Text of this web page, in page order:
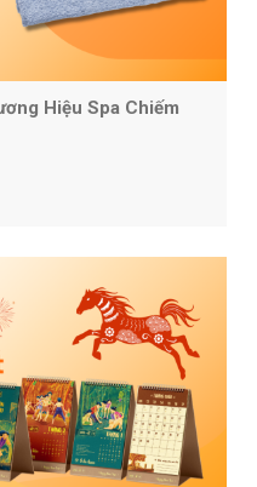
Hiệu Spa Chiếm